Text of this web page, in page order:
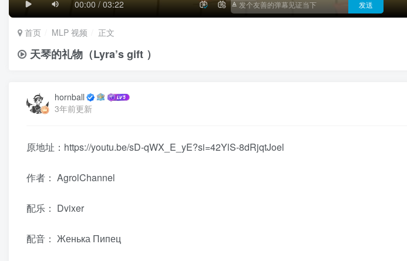
00:00 / 03:22 发送
首页 MLP 视频 正文
天琴的礼物（Lyra’s gift ）
hornball
3年前更新
原地址：https://youtu.be/sD-qWX_E_yE?si=42YlS-8dRjqtJoel
作者： AgrolChannel
配乐： Dvixer
配音： Женька Пипец